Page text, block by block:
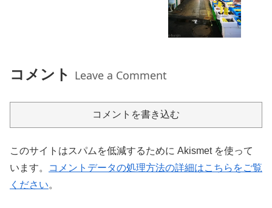
コメント Leave a Comment
コメントを書き込む
このサイトはスパムを低減するために Akismet を使って
います。
コメントデータの処理方法の詳細はこちらをご覧
ください。